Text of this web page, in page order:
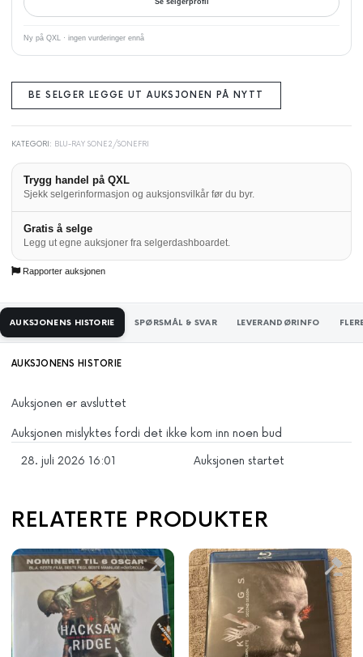
Se selgerprofil
Ny på QXL · ingen vurderinger ennå
BE SELGER LEGGE UT AUKSJONEN PÅ NYTT
KATEGORI: BLU-RAY SONE2/SONEFRI
Trygg handel på QXL
Sjekk selgerinformasjon og auksjonsvilkår før du byr.
Gratis å selge
Legg ut egne auksjoner fra selgerdashboardet.
Rapporter auksjonen
AUKSJONENS HISTORIE SPØRSMÅL & SVAR LEVERANDØRINFO
AUKSJONENS HISTORIE
Auksjonen er avsluttet
Auksjonen mislyktes fordi det ikke kom inn noen bud
28. juli 2026 16:01
Auksjonen startet
RELATERTE PRODUKTER